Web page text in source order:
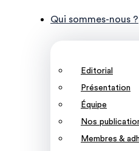
Qui sommes-nous ?
Editorial
Présentation
Équipe
Nos
Membres &